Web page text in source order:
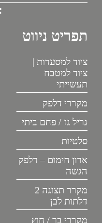
תפריט ניווט
ציוד למסעדות |
ציוד למטבח
תעשייתי
מקררי דלפק
גריל גז / פחם ביתי
סלטיות
ארון חימום – דלפק
הגשה
מקרר תצוגה 2
דלתות לבן
מקררי בר / חוץ